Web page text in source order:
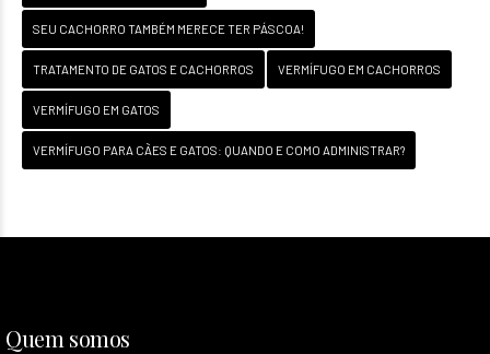
SEU CACHORRO TAMBÉM MERECE TER PÁSCOA!
TRATAMENTO DE GATOS E CACHORROS VERMÍFUGO EM CACHORROS
VERMÍFUGO EM GATOS
VERMÍFUGO PARA CÃES E GATOS: QUANDO E COMO ADMINISTRAR?
Quem somos